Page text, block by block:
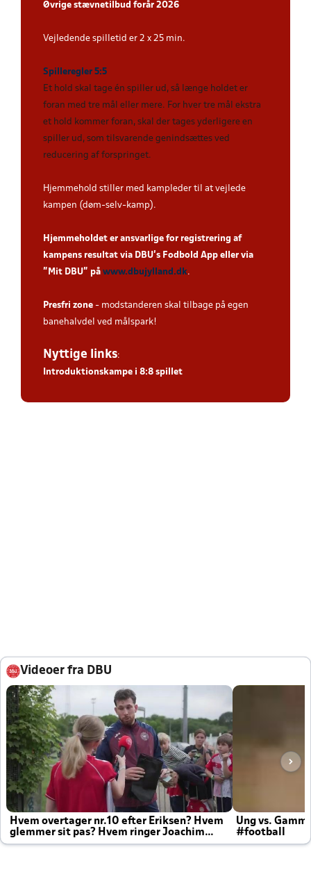
Øvrige stævnetilbud forår 2026
Vejledende spilletid er 2 x 25 min.
Spilleregler 5:5
Et hold skal tage én spiller ud, så længe holdet er
foran med tre mål eller mere. For hver tre mål ekstra
et hold kommer foran, skal der tages yderligere en
spiller ud, som tilsvarende genindsættes ved
reducering af forspringet.
Hjemmehold stiller med kampleder til at vejlede
kampen (døm-selv-kamp).
Hjemmeholdet er ansvarlige for registrering af
kampens resultat via DBU’s Fodbold App eller via
”Mit DBU” på www.dbujylland.dk.
Presfri zone - modstanderen skal tilbage på egen
banehalvdel ved målspark!
Nyttige links:
Introduktionskampe i 8:8 spillet
Videoer fra DBU
Hvem overtager nr.10 efter Eriksen? Hvem
glemmer sit pas? Hvem ringer Joachim
altid til efter kampe?
Ung vs.
#football